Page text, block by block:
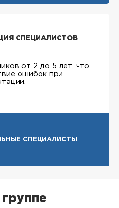
СПЕЦИАЛИСТОВ
от 2 до 5 лет, что
ошибок при
СПЕЦИАЛИСТЫ